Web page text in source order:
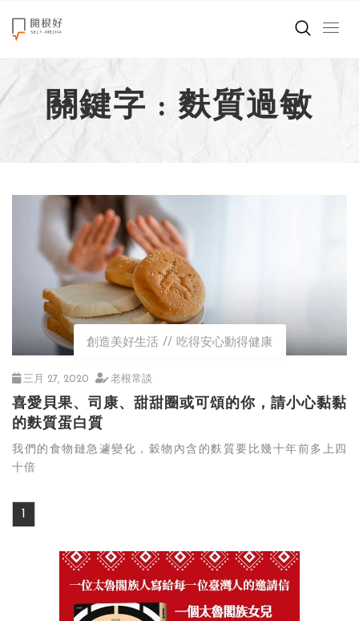
來點正能量
世界在想什麼
創造美好生活
職場商業經濟
影片專區
關於我們
關鍵字 : 麩質過敏
創造美好生活 吃得安心動得健康
三月 27, 2020 老根常談
喜愛貝果、司康、甜甜圈或可頌的你，請小心黏黏
的麩質蛋白質
我們的食物鏈急遽變化，穀物內含的麩質要比幾十年前多上四
十倍
1